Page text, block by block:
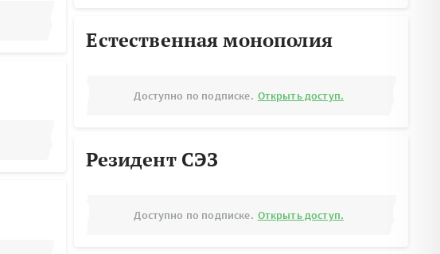
Естественная монополия
Доступно по подписке. Открыть доступ.
Резидент СЭЗ
Доступно по подписке. Открыть доступ.